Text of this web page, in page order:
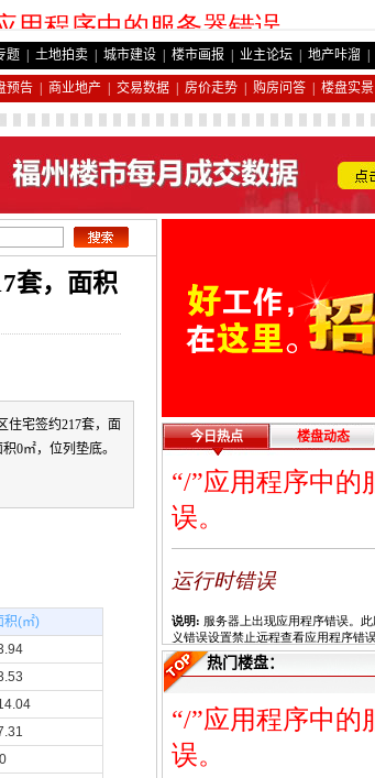
题 土地拍卖 城市建设 楼市画报 业主论坛 地产咔溜
预告 商业地产 交易数据 房价走势 购房问答 楼盘实景
套，面积
住宅签约217套，面
0㎡，位列垫底。
积(㎡)
0
今日热点 楼盘动态
热门楼盘：